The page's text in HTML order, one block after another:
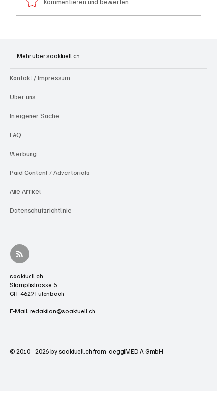
aufrütteln
Mehr über soaktuell.ch
Kontakt / Impressum
Über uns
In eigener Sache
FAQ
Werbung
Paid Content / Advertorials
Alle Artikel
Datenschutzrichtlinie
soaktuell.ch
Stampfistrasse 5
CH-4629 Fulenbach
E-Mail: redaktion@soaktuell.ch
© 2010 - 2026 by soaktuell.ch from jaeggiMEDIA GmbH